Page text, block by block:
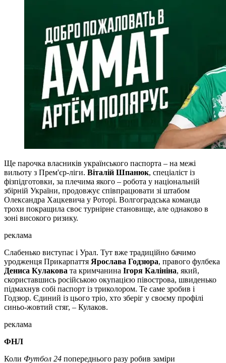
Ще парочка власників українського паспорта – на межі
вильоту з Прем'єр-ліги. Віталій Шпанюк, спеціаліст із
фізпідготовки, за плечима якого – робота у національній
збірній України, продовжує співпрацювати зі штабом
Олександра Хацкевича у Роторі. Волгоградська команда
трохи покращила своє турнірне становище, але однаково в
зоні високого ризику.
реклама
Слабенько виступає і Урал. Тут вже традиційно бачимо
уродженця Прикарпаття Ярослава Годзюра, правого фулбека
Дениса Кулакова та кримчанина Ігоря Калініна, який,
скориставшись російською окупацією півострова, швиденько
підмахнув собі паспорт із триколором. Те саме зробив і
Годзюр. Єдиний із цього тріо, хто зберіг у своєму профілі
синьо-жовтий стяг, – Кулаков.
реклама
ФНЛ
Коли Футбол 24 попереднього разу робив заміри